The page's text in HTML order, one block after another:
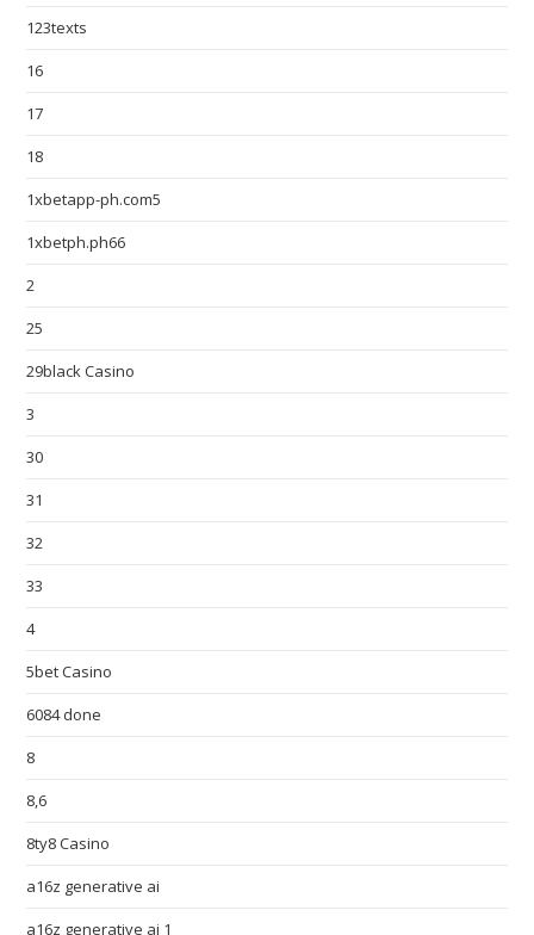
123texts
16
17
18
1xbetapp-ph.com5
1xbetph.ph66
2
25
29black Casino
3
30
31
32
33
4
5bet Casino
6084 done
8
8,6
8ty8 Casino
a16z generative ai
a16z generative ai 1